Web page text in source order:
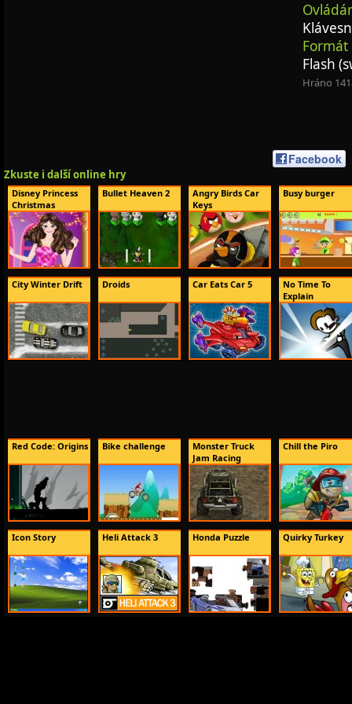
Flash
Hráno
Facebook
Zkuste i další online hry
Disney Princess
Christmas
Bullet Heaven 2
Angry Birds Car
Keys
Busy burger
City Winter Drift Droids Car Eats Car 5
No Time To
Explain
Red Code: Origins Bike challenge
Monster Truck
Jam Racing
Chill the Piro
Icon Story Heli Attack 3 Honda Puzzle Quirky Turkey